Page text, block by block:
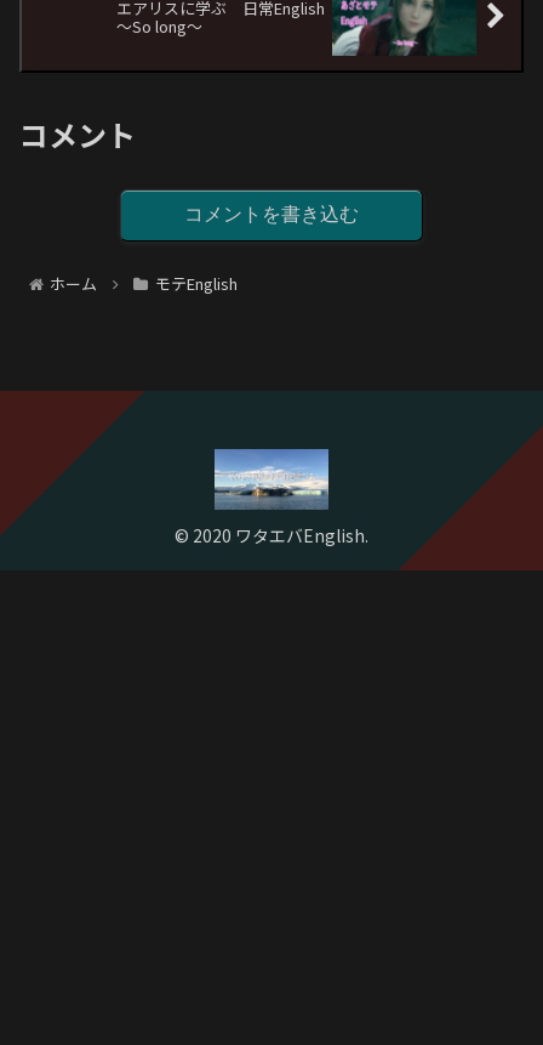
エアリスに学ぶ 日常English
〜So long〜
コメント
コメントを書き込む
ホーム モテEnglish
© 2020 ワタエバEnglish.